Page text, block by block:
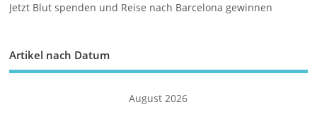
Jetzt Blut spenden und Reise nach Barcelona gewinnen
Artikel nach Datum
August 2026